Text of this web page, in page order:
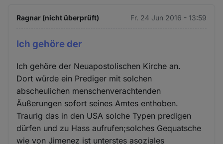
Ragnar (nicht überprüft) Fr. 24 Jun 2016 - 13:59
Ich gehöre der
Ich gehöre der Neuapostolischen Kirche an.
Dort würde ein Prediger mit solchen
abscheulichen menschenverachtenden
Äußerungen sofort seines Amtes enthoben.
Traurig das in den USA solche Typen predigen
dürfen und zu Hass aufrufen;solches Gequatsche
wie von Jimenez ist unterstes asoziales